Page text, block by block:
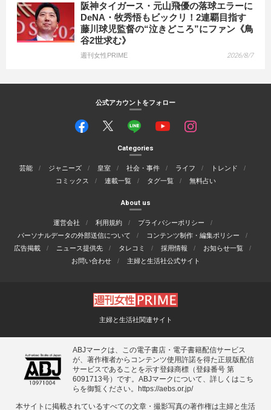
阪神タイガース・元山飛優の落球エラーに
DeNA・牧秀悟もビックリ！2連覇目指す
藤川球児監督の“泣きどころ”にファン《鳥
谷2世求む》
週刊女性PRIME 2026/8/7
公式アカウントをフォロー
Categories
芸能 ジャニーズ 皇室 社会・事件 ライフ
トレンド
コミックス
連載一覧 タグ一覧 無料占い
About us
運営会社 利用規約
プライバシーポリシー
パーソナルデータの外部送信について
コンテンツ制作・編集ポリシー
広告掲載
ニュース提供先 タレコミ 採用情報
お知らせ一覧
お問い合わせ
主婦と生活社公式サイト
主婦と生活社関連サイト
ABJマークは、この電子書店・電子書籍配信サービス
が、著作権者からコンテンツ使用許諾を得た正規版配信
サービスであることを示す登録商標（登録番号 第
6091713号）です。ABJマークについて、詳しくはこち
らを御覧ください。
https://aebs.or.jp/
本サイトに掲載されているすべての⽂章・撮影写真の著作権は主婦と⽣活